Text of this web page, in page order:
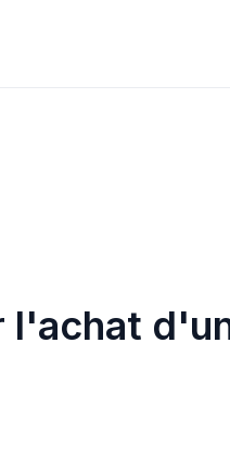
l'achat